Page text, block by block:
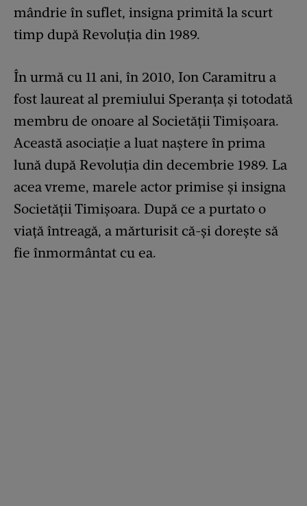
mândrie în suflet, insigna primită la scurt
timp după Revoluția din 1989.
În urmă cu 11 ani, în 2010, Ion Caramitru a
fost laureat al premiului Speranța și totodată
membru de onoare al Societății Timișoara.
Această asociație a luat naștere în prima
lună după Revoluţia din decembrie 1989. La
acea vreme, marele actor primise și insigna
Societății Timișoara. După ce a purtato o
viață întreagă, a mărturisit că-și dorește să
fie înmormântat cu ea.